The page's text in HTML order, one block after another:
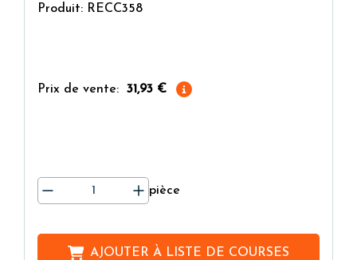
Produit: RECC358
Prix de vente: 31,93 €
pièce
AJOUTER À LISTE DE COURSES